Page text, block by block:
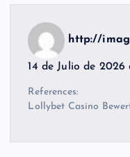
http://
14 de Julio de 2026
References:
Lollybet Casino